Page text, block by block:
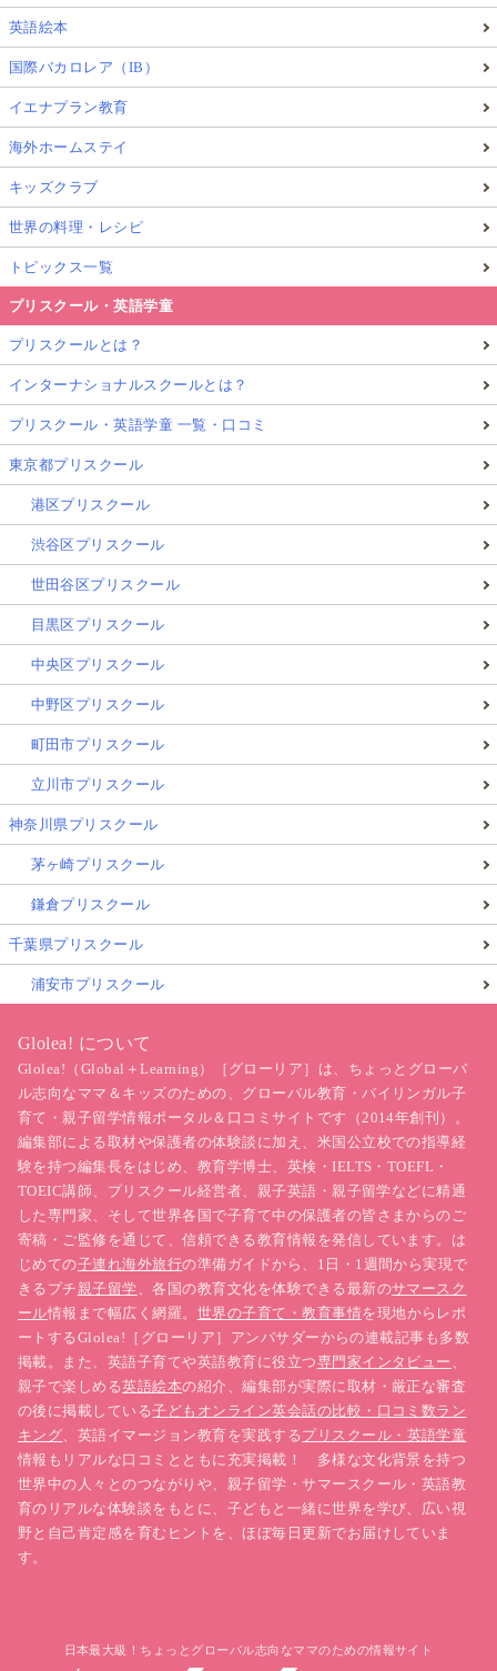
英語絵本
国際バカロレア（IB）
イエナプラン教育
海外ホームステイ
キッズクラブ
世界の料理・レシピ
トピックス一覧
プリスクール・英語学童
プリスクールとは？
インターナショナルスクールとは？
プリスクール・英語学童 一覧・口コミ
東京都プリスクール
港区プリスクール
渋谷区プリスクール
世田谷区プリスクール
目黒区プリスクール
中央区プリスクール
中野区プリスクール
町田市プリスクール
立川市プリスクール
神奈川県プリスクール
茅ヶ崎プリスクール
鎌倉プリスクール
千葉県プリスクール
浦安市プリスクール
Glolea! について
Glolea!（Global＋Learning）［グローリア］は、ちょっとグローバ
ル志向なママ＆キッズのための、グローバル教育・バイリンガル子
育て・親子留学情報ポータル＆口コミサイトです（2014年創刊）。
編集部による取材や保護者の体験談に加え、米国公立校での指導経
験を持つ編集長をはじめ、教育学博士、英検・IELTS・TOEFL・
TOEIC講師、プリスクール経営者、親子英語・親子留学などに精通
した専門家、そして世界各国で子育て中の保護者の皆さまからのご
寄稿・ご監修を通じて、信頼できる教育情報を発信しています。は
じめての子連れ海外旅行の準備ガイドから、1日・1週間から実現で
きるプチ親子留学、各国の教育文化を体験できる最新のサマースク
ール情報まで幅広く網羅。 世界の子育て・教育事情を現地からレポ
ートするGlolea!［グローリア］アンバサダーからの連載記事も多数
掲載。また、英語子育てや英語教育に役立つ専門家インタビュー 、
親子で楽しめる英語絵本の紹介、編集部が実際に取材・厳正な審査
の後に掲載している子どもオンライン英会話の比較・口コミ数ラン
キング、英語イマージョン教育を実践するプリスクール・英語学童
情報もリアルな口コミとともに充実掲載！ 多様な文化背景を持つ
世界中の人々とのつながりや、親子留学・サマースクール・英語教
育のリアルな体験談をもとに、子どもと一緒に世界を学び、広い視
野と自己肯定感を育むヒントを、ほぼ毎日更新でお届けしていま
す。
日本最大級！ちょっとグローバル志向なママのための情報サイト